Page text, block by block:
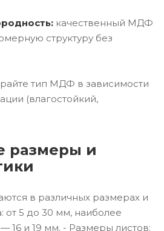
качественный МДФ
структуру без
тип МДФ в зависимости
(влагостойкий,
размеры и
в различных размерах и
от 5 до 30 мм, наиболее
16 и 19 мм. - Размеры листов: